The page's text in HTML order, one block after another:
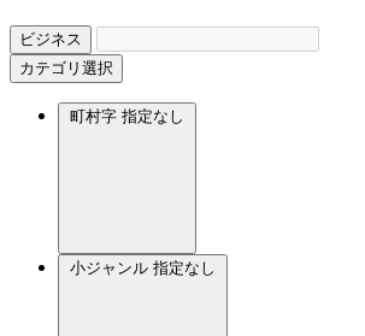
ビジネス
カテゴリ選択
町村字 指定なし
小ジャンル 指定なし